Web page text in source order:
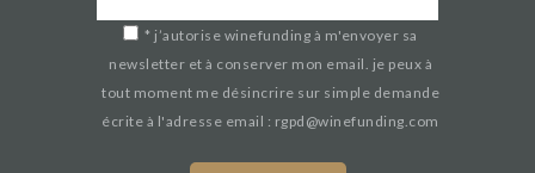
* j’autorise winefunding à m'envoyer sa
newsletter et à conserver mon email. je peux à
tout moment me désincrire sur simple demande
écrite à l'adresse email : rgpd@winefunding.com